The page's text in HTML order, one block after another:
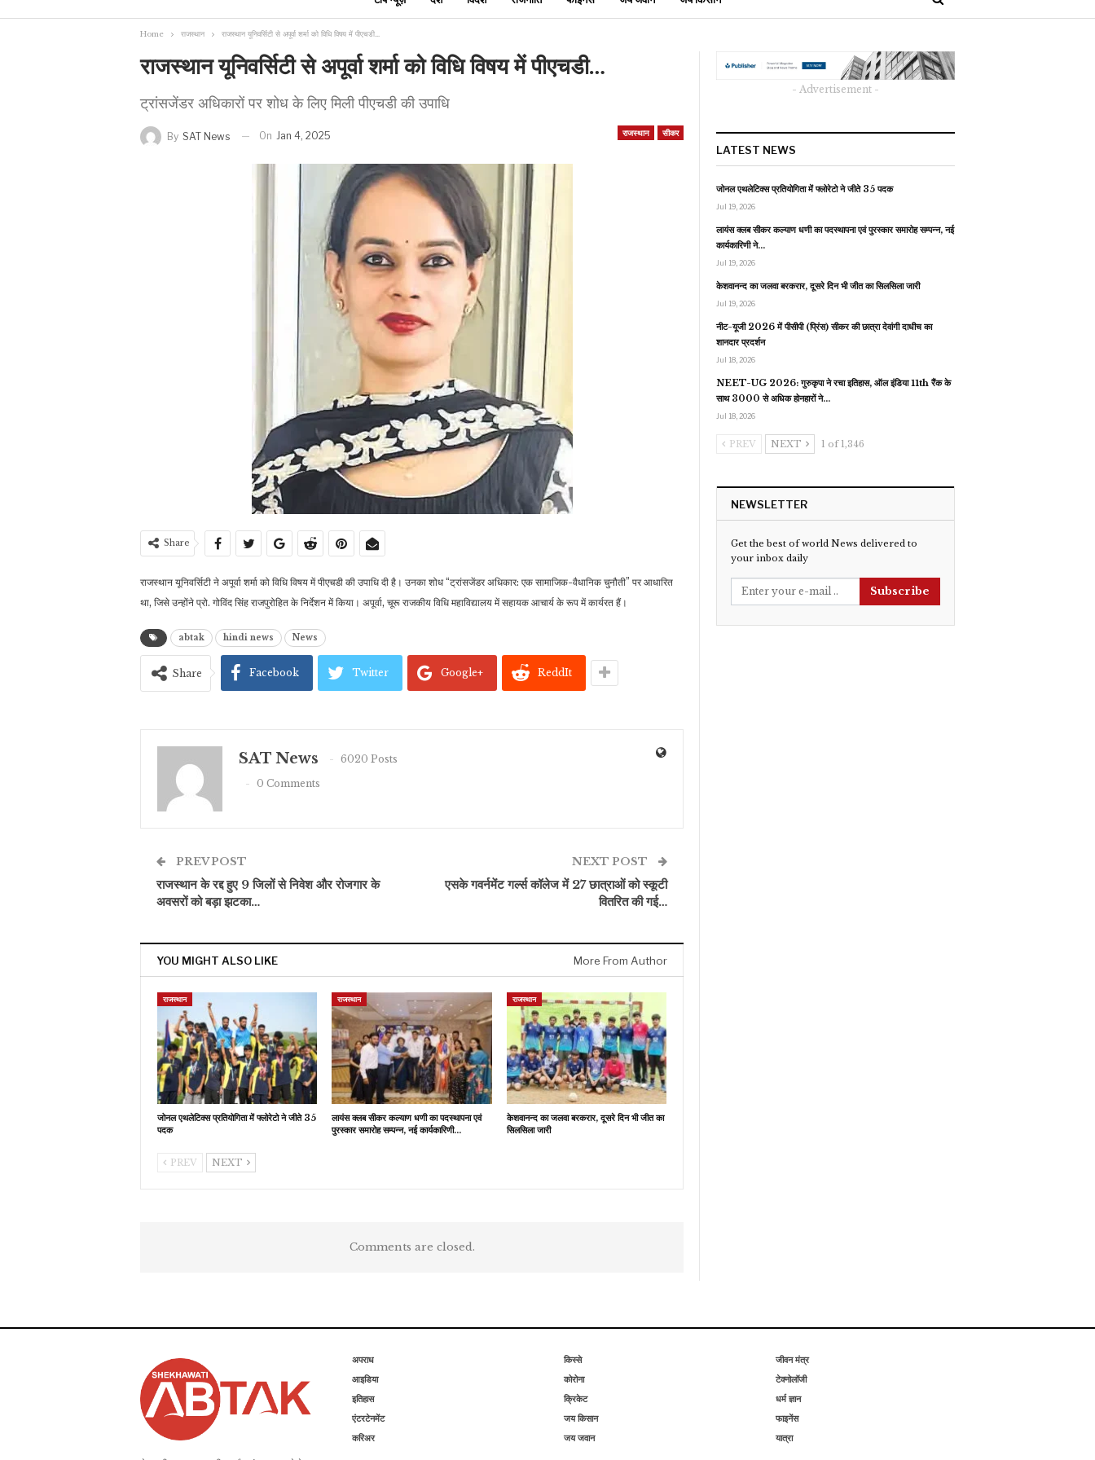
Home राजस्थान राजस्थान यूनिवर्सिटी से अपूर्वा शर्मा को विधि विषय में पीएचडी…
राजस्थान यूनिवर्सिटी से अपूर्वा शर्मा को विधि विषय में पीएचडी…
ट्रांसजेंडर अधिकारों पर शोध के लिए मिली पीएचडी की उपाधि
राजस्थान सीकर
By SAT News On Jan 4, 2025
Share
राजस्थान यूनिवर्सिटी ने अपूर्वा शर्मा को विधि विषय में पीएचडी की उपाधि दी है। उनका शोध “ट्रांसजेंडर अधिकार: एक सामाजिक-वैधानिक चुनौती” पर आधारित
था, जिसे उन्होंने प्रो. गोविंद सिंह राजपुरोहित के निर्देशन में किया। अपूर्वा, चूरू राजकीय विधि महाविद्यालय में सहायक आचार्य के रूप में कार्यरत हैं।
abtak hindi news News
Share Facebook Twitter Google+ ReddIt
SAT News
6020 Posts
0 Comments
PREV POST
राजस्थान के रद्द हुए 9 जिलों से निवेश और रोजगार के
अवसरों को बड़ा झटका…
NEXT POST
एसके गवर्नमेंट गर्ल्स कॉलेज में 27 छात्राओं को स्कूटी
वितरित की गई…
YOU MIGHT ALSO LIKE More From Author
राजस्थान
जोनल एथलेटिक्स प्रतियोगिता में फ्लोरेटो ने जीते 35
पदक
राजस्थान
लायंस क्लब सीकर कल्याण धणी का पदस्थापना एवं
पुरस्कार समारोह सम्पन्न, नई कार्यकारिणी…
राजस्थान
केशवानन्द का जलवा बरकरार, दूसरे दिन भी जीत का
सिलसिला जारी
PREV NEXT
Comments are closed.
- Advertisement -
LATEST NEWS
जोनल एथलेटिक्स प्रतियोगिता में फ्लोरेटो ने जीते 35 पदक
Jul 19, 2026
लायंस क्लब सीकर कल्याण धणी का पदस्थापना एवं पुरस्कार समारोह सम्पन्न, नई
कार्यकारिणी ने…
Jul 19, 2026
केशवानन्द का जलवा बरकरार, दूसरे दिन भी जीत का सिलसिला जारी
Jul 19, 2026
नीट-यूजी 2026 में पीसीपी (प्रिंस) सीकर की छात्रा देवांगी दाधीच का
शानदार प्रदर्शन
Jul 18, 2026
NEET-UG 2026: गुरुकृपा ने रचा इतिहास, ऑल इंडिया 11th रैंक के
साथ 3000 से अधिक होनहारों ने…
Jul 18, 2026
PREV NEXT 1 of 1,346
NEWSLETTER
Get the best of world News delivered to
your inbox daily
Subscribe
अपराध
आइडिया
इतिहास
एंटरटेनमेंट
करिअर
किस्से
कोरोना
क्रिकेट
जय किसान
जय जवान
जीवन मंत्र
टेक्नोलॉजी
धर्म ज्ञान
फाइनेंस
यात्रा